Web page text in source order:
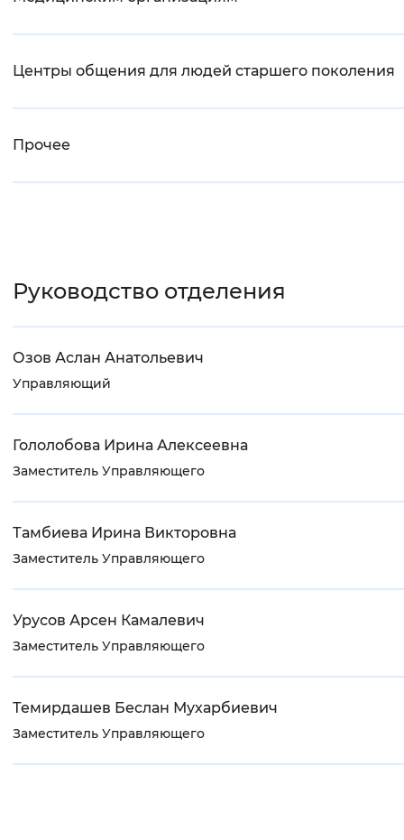
Центры общения для людей старшего поколения
Прочее
Руководство отделения
Озов Аслан Анатольевич
Управляющий
Гололобова Ирина Алексеевна
Заместитель Управляющего
Тамбиева Ирина Викторовна
Заместитель Управляющего
Урусов Арсен Камалевич
Заместитель Управляющего
Темирдашев Беслан Мухарбиевич
Заместитель Управляющего